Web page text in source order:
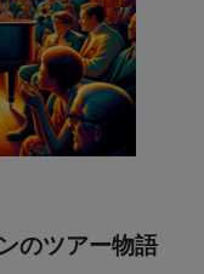
のツアー物語